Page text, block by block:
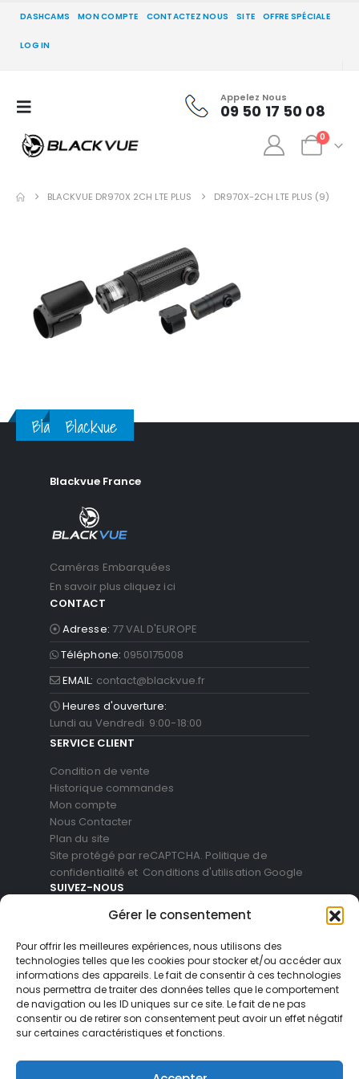
Gérer le consentement
Pour offrir les meilleures expériences, nous utilisons des
technologies telles que les cookies pour stocker et/ou accéder aux
informations des appareils. Le fait de consentir à ces technologies
nous permettra de traiter des données telles que le comportement
de navigation ou les ID uniques sur ce site. Le fait de ne pas
consentir ou de retirer son consentement peut avoir un effet négatif
sur certaines caractéristiques et fonctions.
DASHCAMS MON COMPTE CONTACTEZ NOUS SITE OFFRE SPÉCIALE
LOG IN
Appelez Nous
09 50 17 50 08
0
BLACKVUE DR970X 2CH LTE PLUS DR970X-2CH LTE PLUS (9)
BlackvueBlackvue
Blackvue France
Caméras Embarquées
En savoir plus cliquez ici
CONTACT
Adresse: 77 VAL D'EUROPE
Téléphone: 0950175008
EMAIL: contact@blackvue.fr
Heures d'ouverture:
Lundi au Vendredi 9:00-18:00
SERVICE CLIENT
Condition de vente
Historique commandes
Mon compte
Nous Contacter
Plan du site
Site protégé par reCAPTCHA. Politique de
confidentialité et Conditions d'utilisation Google
SUIVEZ-NOUS